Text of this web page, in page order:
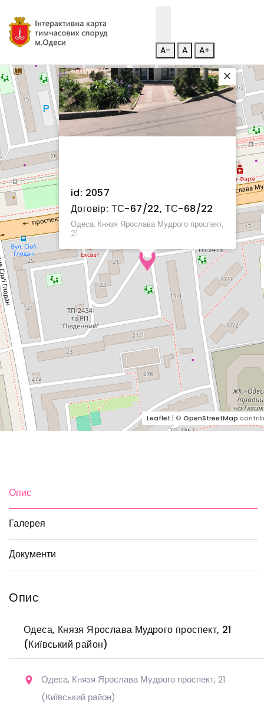
A- A A+
id: 2057
Договір: ТС-67/22, ТС-68/22
Одеса, Князя Ярослава Мудрого проспект,
21
×
Leaflet | © OpenStreetMap
Опис
Галерея
Документи
Опис
Одеса, Князя Ярослава Мудрого проспект, 21
(Київський район)
Одеса, Князя Ярослава Мудрого проспект, 21
(Київський район)